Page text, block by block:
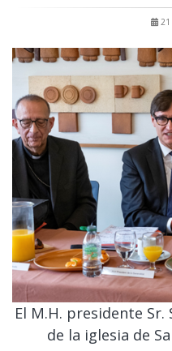
21
El M.H. presidente Sr.
de la iglesia de